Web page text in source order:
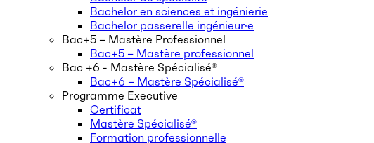
Bachelor en sciences et ingénierie
Bachelor passerelle ingénieur·e
Bac+5 – Mastère Professionnel
Bac+5 – Mastère professionnel
Bac +6 - Mastère Spécialisé®
Bac+6 – Mastère Spécialisé®
Programme Executive
Certificat
Mastère Spécialisé®
Formation professionnelle